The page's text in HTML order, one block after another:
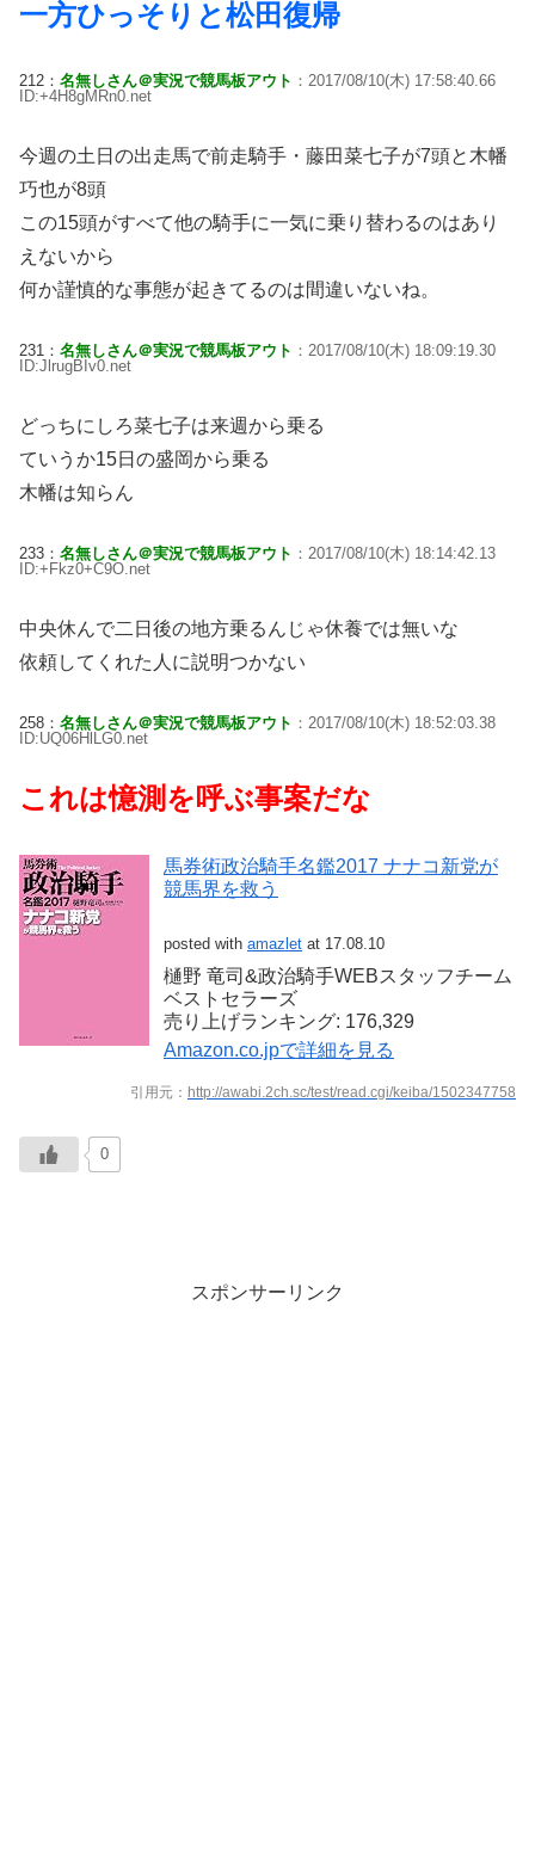
一方ひっそりと松田復帰
212： 名無しさん＠実況で競馬板アウト ：2017/08/10(木) 17:58:40.66
ID:+4H8gMRn0.net
今週の土日の出走馬で前走騎手・藤田菜七子が7頭と木幡
巧也が8頭
この15頭がすべて他の騎手に一気に乗り替わるのはあり
えないから
何か謹慎的な事態が起きてるのは間違いないね。
231： 名無しさん＠実況で競馬板アウト ：2017/08/10(木) 18:09:19.30
ID:JlrugBIv0.net
どっちにしろ菜七子は来週から乗る
ていうか15日の盛岡から乗る
木幡は知らん
233： 名無しさん＠実況で競馬板アウト ：2017/08/10(木) 18:14:42.13
ID:+Fkz0+C9O.net
中央休んで二日後の地方乗るんじゃ休養では無いな
依頼してくれた人に説明つかない
258： 名無しさん＠実況で競馬板アウト ：2017/08/10(木) 18:52:03.38
ID:UQ06HlLG0.net
これは憶測を呼ぶ事案だな
馬券術政治騎手名鑑2017 ナナコ新党が
競馬界を救う
posted with amazlet at 17.08.10
樋野 竜司&政治騎手WEBスタッフチーム
ベストセラーズ
売り上げランキング: 176,329
Amazon.co.jpで詳細を見る
引用元： http://awabi.2ch.sc/test/read.cgi/keiba/1502347758
0
スポンサーリンク